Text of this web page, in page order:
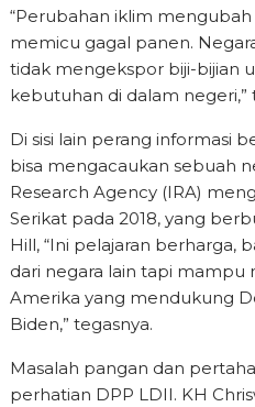
“Perubahan iklim
memicu gagal panen.
tidak mengekspor biji-bijian
kebutuhan di dalam negeri,”
Di sisi lain perang informasi
bisa mengacaukan sebuah
Research Agency (IRA)
Serikat pada 2018, yang
Hill, “Ini pelajaran berharga,
dari negara lain tapi
Amerika yang mendukung
Biden,” tegasnya.
Masalah pangan dan
perhatian DPP LDII. KH